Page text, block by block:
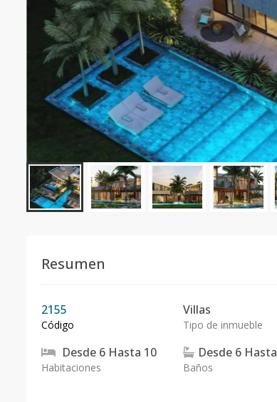
Resumen
2155
Código
Villas
Tipo de inmueble
Desde 6 Hasta 10
Habitaciones
Desde 6 Hasta
Baños